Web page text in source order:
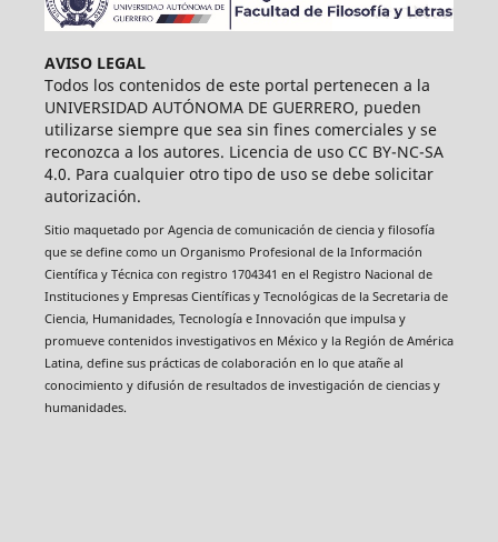
AVISO LEGAL
Todos los contenidos de este portal pertenecen a la
UNIVERSIDAD AUTÓNOMA DE GUERRERO, pueden
utilizarse siempre que sea sin fines comerciales y se
reconozca a los autores. Licencia de uso CC BY-NC-SA
4.0. Para cualquier otro tipo de uso se debe solicitar
autorización.
Sitio maquetado por Agencia de comunicación de ciencia y filosofía
que se define como un Organismo Profesional de la Información
Científica y Técnica con registro 1704341 en el Registro Nacional de
Instituciones y Empresas Científicas y Tecnológicas de la Secretaria de
Ciencia, Humanidades, Tecnología e Innovación que impulsa y
promueve contenidos investigativos en México y la Región de América
Latina, define sus prácticas de colaboración en lo que atañe al
conocimiento y difusión de resultados de investigación de ciencias y
humanidades.